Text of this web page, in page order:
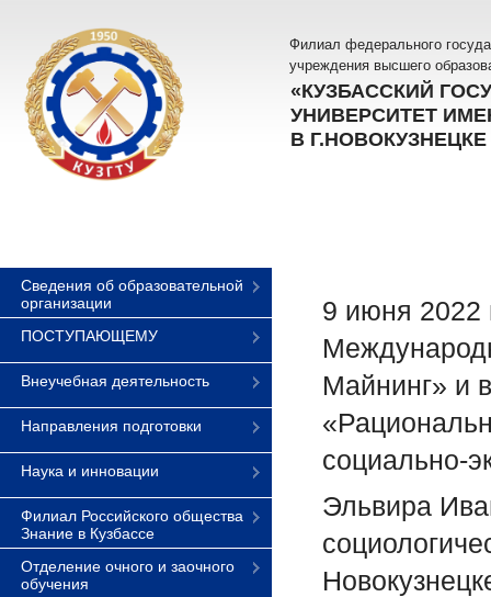
Филиал федерального
учреждения высшего
«КУЗБАССКИЙ
УНИВЕРСИТЕТ
В Г.НОВОКУЗНЕЦКЕ
Сведения об образовательной
организации
ПОСТУПАЮЩЕМУ
Внеучебная деятельность
Направления подготовки
Наука и инновации
Филиал Российского общества
Знание в Кузбассе
Отделение очного и заочного
обучения
9 июня 2022
Майнинг» и
социально-
Эльвира